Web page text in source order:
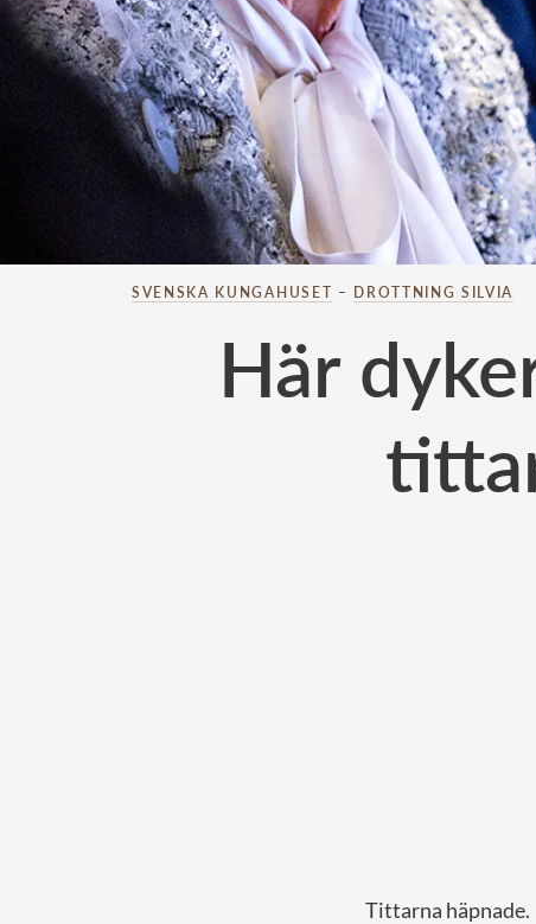
SVENSKA KUNGAHUSET – DROTTNING SILVIA
Här
Tittarna häpnade.